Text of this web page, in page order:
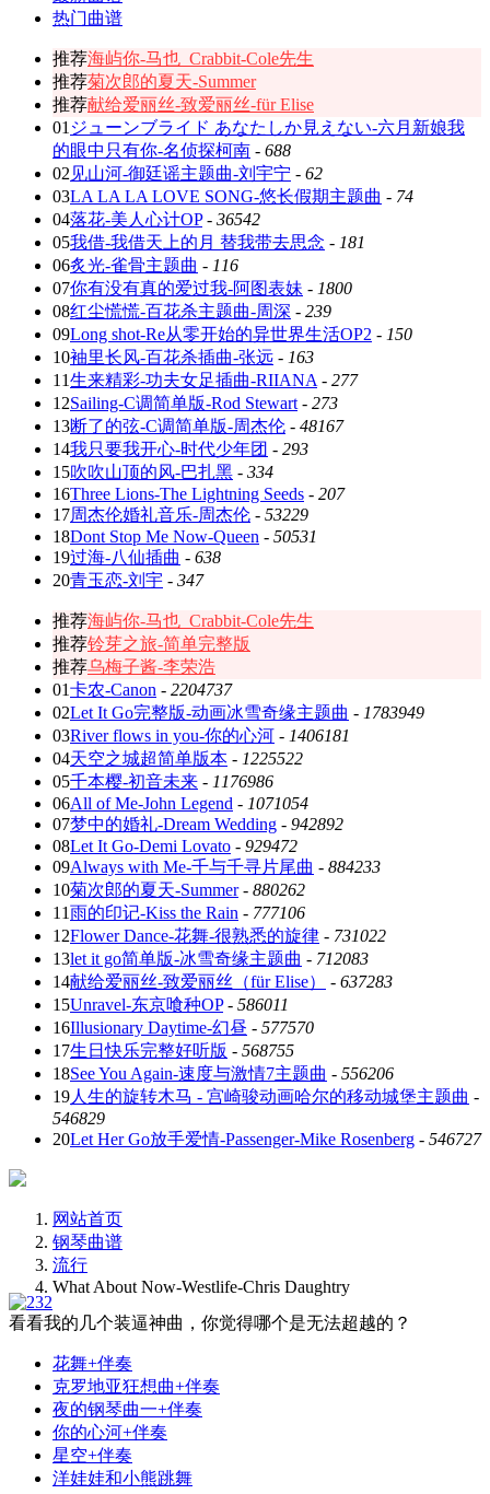
热门曲谱
推荐海屿你-马也_Crabbit-Cole先生
推荐菊次郎的夏天-Summer
推荐献给爱丽丝-致爱丽丝-für Elise
01 ジューンブライド あなたしか見えない-六月新娘我
的眼中只有你-名侦探柯南 - 688
02 见山河-御廷谣主题曲-刘宇宁 - 62
03LA LA LA LOVE SONG-悠长假期主题曲 - 74
04落花-美人心计OP- 36542
05我借-我借天上的月 替我带去思念 - 181
06炙光-雀骨主题曲 - 116
07你有没有真的爱过我-阿图表妹 - 1800
08红尘慌慌-百花杀主题曲-周深 - 239
09Long shot-Re从零开始的异世界生活OP2 - 150
10袖里长风-百花杀插曲-张远 - 163
11生来精彩-功夫女足插曲-RIIANA - 277
12Sailing-C调简单版-Rod Stewart - 273
13断了的弦-C调简单版-周杰伦 - 48167
14我只要我开心-时代少年团 - 293
15吹吹山顶的风-巴扎黑 - 334
16Three Lions-The Lightning Seeds - 207
17周杰伦婚礼音乐-周杰伦 - 53229
18Dont Stop Me Now-Queen - 50531
19过海-八仙插曲 - 638
20青玉恋-刘宇 - 347
推荐海屿你-马也_Crabbit-Cole先生
推荐铃芽之旅-简单完整版
推荐乌梅子酱-李荣浩
01卡农-Canon - 2204737
02Let It Go完整版-动画冰雪奇缘主题曲 - 1783949
03River flows in you-你的心河 - 1406181
04天空之城超简单版本 - 1225522
05千本樱-初音未来 - 1176986
06All of Me-John Legend - 1071054
07梦中的婚礼-Dream Wedding - 942892
08Let It Go-Demi Lovato - 929472
09Always with Me-千与千寻片尾曲 - 884233
10菊次郎的夏天-Summer- 880262
11雨的印记-Kiss the Rain - 777106
12Flower Dance-花舞-很熟悉的旋律 - 731022
13let it go简单版-冰雪奇缘主题曲 - 712083
14献给爱丽丝-致爱丽丝（für Elise） - 637283
15Unravel-东京喰种OP- 586011
16Illusionary Daytime-幻昼 - 577570
17生日快乐完整好听版 - 568755
18See You Again-速度与激情7主题曲 - 556206
19人生的旋转木马 - 宫崎骏动画哈尔的移动城堡主题曲 -
546829
20Let Her Go放手爱情-Passenger-Mike Rosenberg - 546727
网站首页
钢琴曲谱
流行
What About Now-Westlife-Chris Daughtry
看看我的几个装逼神曲，你觉得哪个是无法超越的？
花舞+伴奏
克罗地亚狂想曲+伴奏
夜的钢琴曲一+伴奏
你的心河+伴奏
星空+伴奏
洋娃娃和小熊跳舞